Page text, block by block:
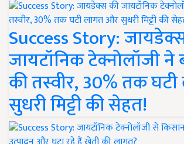
Success Story:
जायटॉनिक टेक्नोलॉजी
की तस्वीर, 30% तक
सुधरी मिट्टी की सेहत!